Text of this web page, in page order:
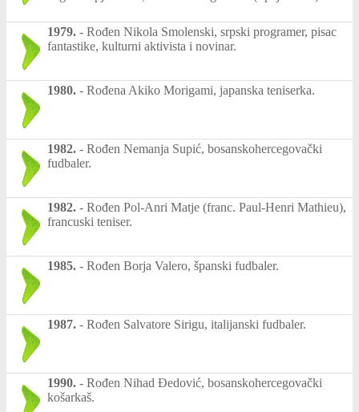
1979. - Rođen Nikola Smolenski, srpski programer, pisac
fantastike, kulturni aktivista i novinar.
1980. - Rođena Akiko Morigami, japanska teniserka.
1982. - Rođen Nemanja Supić, bosanskohercegovački
fudbaler.
1982. - Rođen Pol-Anri Matje (franc. Paul-Henri Mathieu),
francuski teniser.
1985. - Rođen Borja Valero, španski fudbaler.
1987. - Rođen Salvatore Sirigu, italijanski fudbaler.
1990. - Rođen Nihad Đedović, bosanskohercegovački
košarkaš.